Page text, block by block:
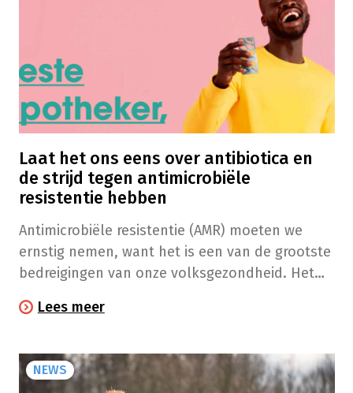
Laat het ons eens over antibiotica en
de strijd tegen antimicrobiële
resistentie hebben
Antimicrobiële resistentie (AMR) moeten we
ernstig nemen, want het is een van de grootste
bedreigingen van onze volksgezondheid. Het
bijdragen om dat te verhinderen!
Lees meer
NEWS